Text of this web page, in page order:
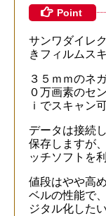
Point
サンワダイレ
きフィルムス
３５ｍｍのネ
０万画素のセ
ｉでスキャン
データは接続
保存しますが
ッチソフトを
値段はやや高
ベルの性能で
ジタル化した